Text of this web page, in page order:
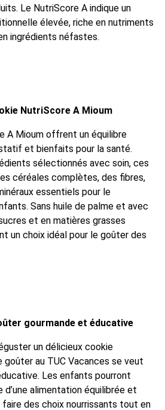
Le NutriScore A indique un
élevée, riche en nutriments
ingrédients néfastes.
NutriScore A Mioum
A Mioum offrent un équilibre
et bienfaits pour la santé.
sélectionnés avec soin, ces
céréales complètes, des fibres,
essentiels pour le
Sans huile de palme et avec
et en matières grasses
un choix idéal pour le goûter des
gourmande et éducative
un délicieux cookie
goûter au TUC Vacances se veut
Les enfants pourront
d’une alimentation équilibrée et
des choix nourrissants tout en